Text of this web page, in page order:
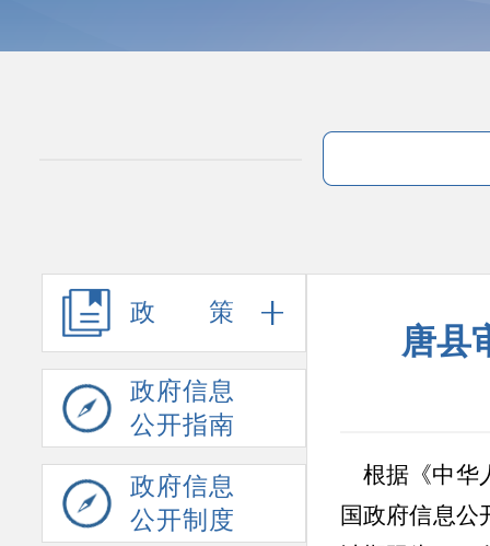
政策
政府信息
公开指南
政府信息
公开制度
唐县
根据《中华
国政府信息公